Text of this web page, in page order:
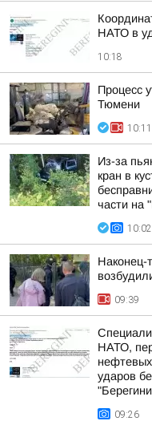
НАТО в
10:18
Процесс
Тюмени
10:11
Из-за
кран в
части на
10:02
Наконец-
09:39
НАТО,
ударов
09:26